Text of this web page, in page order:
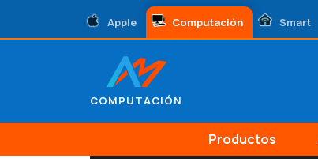
Apple Computación Smart
COMPUTACIÓN
Productos